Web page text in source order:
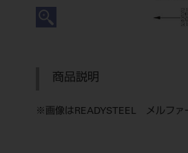
商品説明
※画像はREADYSTEEL メルファ